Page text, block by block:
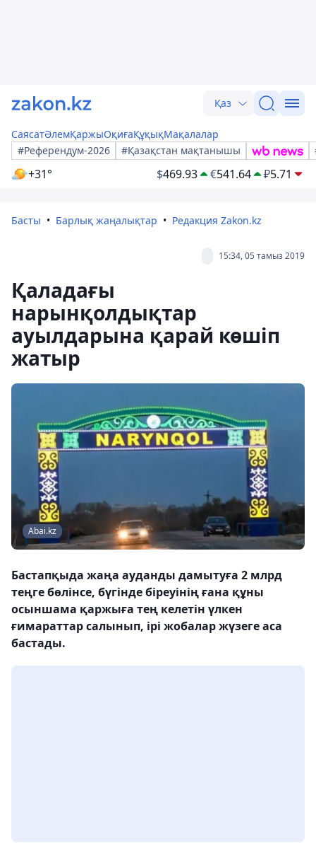
Қаз
СаясатӘлемҚаржыОқиғаҚұқықМақалалар
#Референдум-2026
#Қазақстан мақтанышы
+31° $469.93 €541.64 ₽5.71
Басты Барлық жаңалықтар Редакция Zakon.kz
15:34, 05 тамыз 2019
Қаладағы
нарынқолдықтар
ауылдарына қарай көшіп
жатыр
Abai.kz
Бастапқыда жаңа ауданды дамытуға 2 млрд
теңге бөлінсе, бүгінде біреуінің ғана құны
осыншама қаржыға тең келетін үлкен
ғимараттар салынып, ірі жобалар жүзеге аса
бастады.